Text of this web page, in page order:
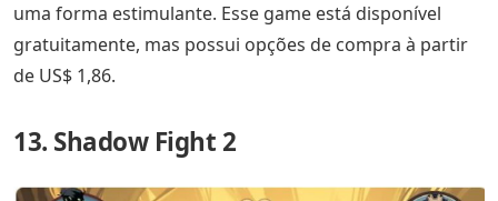
uma forma estimulante. Esse game está disponível
gratuitamente, mas possui opções de compra à partir
de US$ 1,86.
13. Shadow Fight 2